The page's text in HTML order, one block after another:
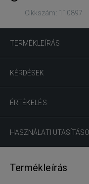
Cikkszám: 110897
TERMÉKLEÍRÁS
KÉRDÉSEK
ÉRTÉKELÉS
HASZNÁLATI
Termékleírás